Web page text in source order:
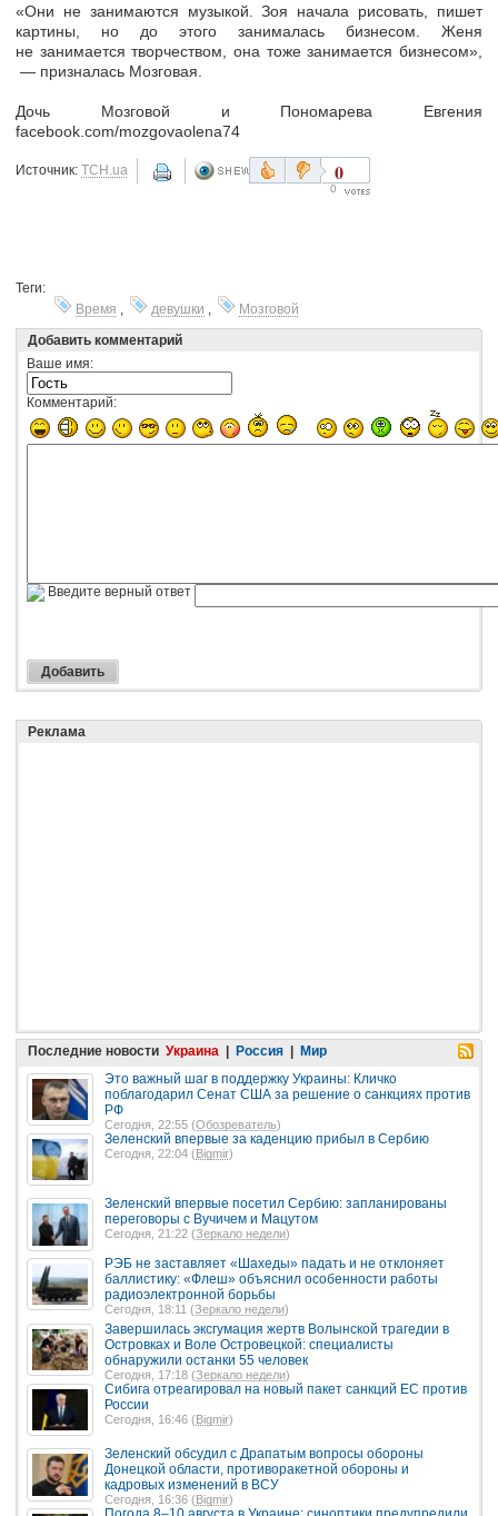
«Они не занимаются музыкой. Зоя начала рисовать, пишет
картины, но до этого занималась бизнесом. Женя
не занимается творчеством, она тоже занимается бизнесом»,
— призналась Мозговая.
Дочь Мозговой и Пономарева Евгения
facebook.com/mozgovaolena74
Источник: ТСН.ua 0
0
Теги:
Время , девушки ,
Мозговой
Добавить комментарий
Ваше имя:
Комментарий:
Введите верный ответ
Реклама
Последние новости Украина | Россия | Мир
Это важный шаг в поддержку Украины: Кличко
поблагодарил Сенат США за решение о санкциях против
РФ
Сегодня, 22:55 (Обозреватель)
Зеленский впервые за каденцию прибыл в Сербию
Сегодня, 22:04 (Bigmir)
Зеленский впервые посетил Сербию: запланированы
переговоры с Вучичем и Мацутом
Сегодня, 21:22 (Зеркало недели)
РЭБ не заставляет «Шахеды» падать и не отклоняет
баллистику: «Флеш» объяснил особенности работы
радиоэлектронной борьбы
Сегодня, 18:11 (Зеркало недели)
Завершилась эксгумация жертв Волынской трагедии в
Островках и Воле Островецкой: специалисты
обнаружили останки 55 человек
Сегодня, 17:18 (Зеркало недели)
Сибига отреагировал на новый пакет санкций ЕС против
России
Сегодня, 16:46 (Bigmir)
Зеленский обсудил с Драпатым вопросы обороны
Донецкой области, противоракетной обороны и
кадровых изменений в ВСУ
Сегодня, 16:36 ( Bigmir)